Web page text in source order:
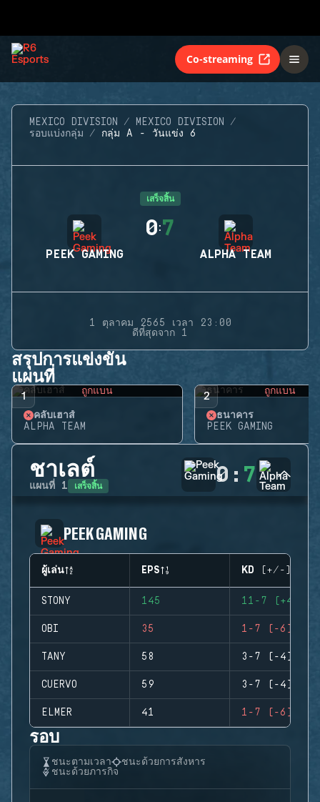
Co-streaming
MEXICO DIVISION
MEXICO DIVISION
รอบแบ่งกลุ่ม
กลุ่ม A - วันแข่ง 6
เสร็จสิ้น
PEEK GAMING
0:7
ALPHA TEAM
1 ตุลาคม 2565 เวลา 23:00
ดีที่สุดจาก 1
สรุปการแข่งขัน
แผนที่
1 ถูกแบน
คลับเฮาส์
ALPHA TEAM
2 ถูกแบน
ธนาคาร
PEEK GAMING
ชาเลต์
แผนที่ 1 เสร็จสิ้น 0 : 7
PEEK GAMING
ผู้เล่น EPS KD (+/-)
STONY 145 11-7 (+4)
OBI 35 1-7 (-6)
TANY 58 3-7 (-4)
CUERVO 59 3-7 (-4)
ELMER 41 1-7 (-6)
รอบ
ชนะตามเวลา
ชนะด้วยการสังหาร
ชนะด้วยภารกิจ